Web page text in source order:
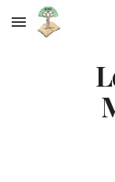
Skip to main